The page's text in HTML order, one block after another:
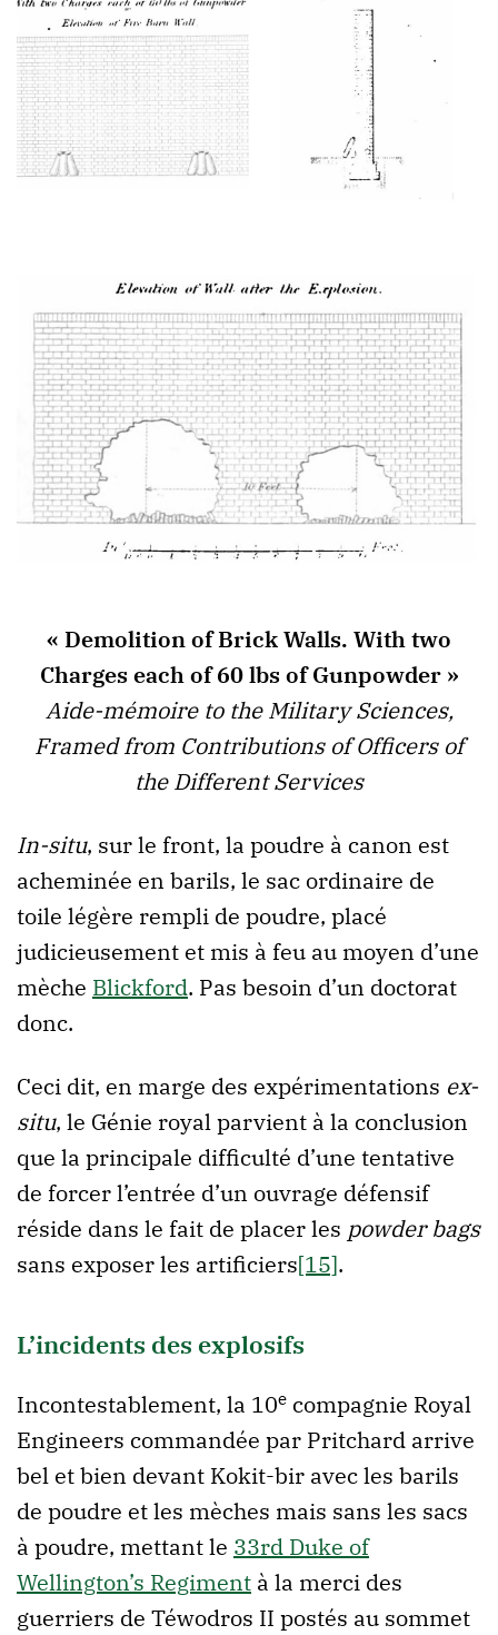
« Demolition of Brick Walls. With two
Charges each of 60 lbs of Gunpowder »
Aide-mémoire to the Military Sciences,
Framed from Contributions of Officers of
the Different Services
In-situ, sur le front, la poudre à canon est
acheminée en barils, le sac ordinaire de
toile légère rempli de poudre, placé
judicieusement et mis à feu au moyen d’une
mèche Blickford. Pas besoin d’un doctorat
donc.
Ceci dit, en marge des expérimentations ex-
situ, le Génie royal parvient à la conclusion
que la principale difficulté d’une tentative
de forcer l’entrée d’un ouvrage défensif
réside dans le fait de placer les powder bags
sans exposer les artificiers[15].
L’incidents des explosifs
Incontestablement, la 10e compagnie Royal
Engineers commandée par Pritchard arrive
bel et bien devant Kokit-bir avec les barils
de poudre et les mèches mais sans les sacs
à poudre, mettant le 33rd Duke of
Wellington’s Regiment à la merci des
guerriers de Téwodros II postés au sommet